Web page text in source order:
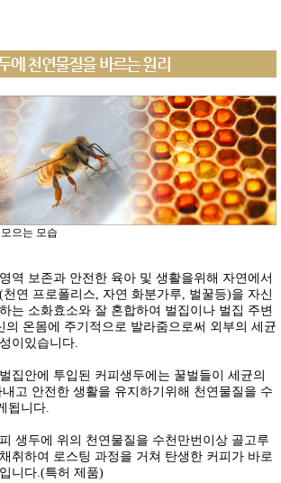
에 천연물질을 바르는 원리
으는 모습
역 보존과 안전한 육아 및 생활을위해 자연에서
연 프로폴리스, 자연 화분가루, 벌꿀등)을 자신
는 소화효소와 잘 혼합하여 벌집이나 벌집 주변
의 온몸에 주기적으로 발라줌으로써 외부의 세균
이있습니다.
집안에 투입된 커피생두에는 꿀벌들이 세균의
고 안전한 생활을 유지하기위해 천연물질을 수
됩니다.
생두에 위의 천연물질을 수천만번이상 골고루
취하여 로스팅 과정을 거쳐 탄생한 커피가 바로
니다.(특허 제품)